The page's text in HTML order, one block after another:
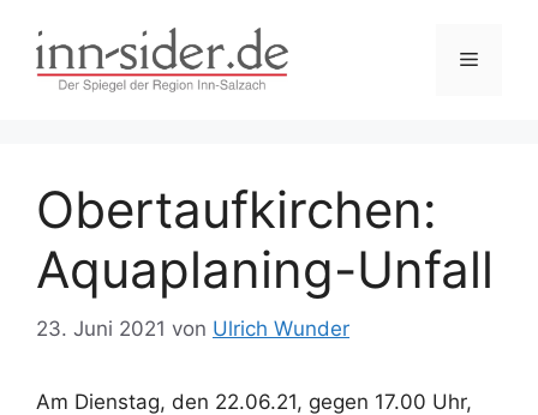
Inhalt
springen
Menü
Obertaufkirchen:
Aquaplaning-Unfall
23. Juni 2021 von Ulrich Wunder
Am Dienstag, den 22.06.21, gegen 17.00 Uhr,